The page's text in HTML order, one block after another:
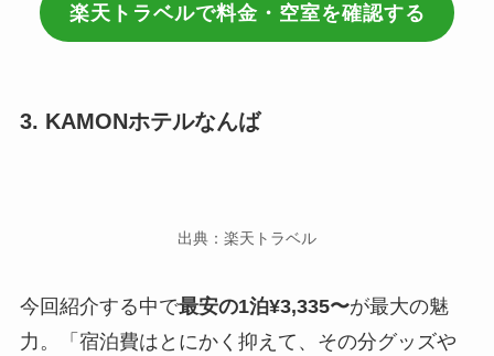
楽天トラベルで料金・空室を確認する
3. KAMONホテルなんば
出典：楽天トラベル
今回紹介する中で最安の1泊¥3,335〜が最大の魅
力。「宿泊費はとにかく抑えて、その分グッズや